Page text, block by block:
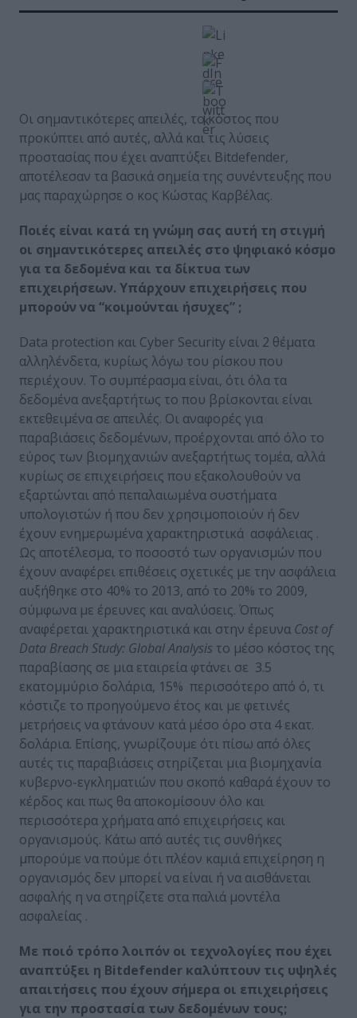
Οι σημαντικότερες απειλές, το κόστος που
προκύπτει από αυτές, αλλά και τις λύσεις
προστασίας που έχει αναπτύξει Bitdefender,
αποτέλεσαν τα βασικά σημεία της συνέντευξης που
μας παραχώρησε ο κος Κώστας Καρβέλας.
Ποιές είναι κατά τη γνώμη σας αυτή τη στιγμή
οι σημαντικότερες απειλές στο ψηφιακό κόσμο
για τα δεδομένα και τα δίκτυα των
επιχειρήσεων. Υπάρχουν επιχειρήσεις που
μπορούν να “κοιμούνται ήσυχες” ;
Data protection και Cyber Security είναι 2 θέματα
αλληλένδετα, κυρίως λόγω του ρίσκου που
περιέχουν. Το συμπέρασμα είναι, ότι όλα τα
δεδομένα ανεξαρτήτως το που βρίσκονται είναι
εκτεθειμένα σε απειλές. Οι αναφορές για
παραβιάσεις δεδομένων, προέρχονται από όλο το
εύρος των βιομηχανιών ανεξαρτήτως τομέα, αλλά
κυρίως σε επιχειρήσεις που εξακολουθούν να
εξαρτώνται από πεπαλαιωμένα συστήματα
υπολογιστών ή που δεν χρησιμοποιούν ή δεν
έχουν ενημερωμένα χαρακτηριστικά ασφάλειας .
Ως αποτέλεσμα, το ποσοστό των οργανισμών που
έχουν αναφέρει επιθέσεις σχετικές με την ασφάλεια
αυξήθηκε στο 40% το 2013, από το 20% το 2009,
σύμφωνα με έρευνες και αναλύσεις. Όπως
αναφέρεται χαρακτηριστικά και στην έρευνα Costof
Data Breach Study: GlobalAnalysis το μέσο κόστος της
παραβίασης σε μια εταιρεία φτάνει σε 3.5
εκατομμύριο δολάρια, 15% περισσότερο από ό, τι
κόστιζε το προηγούμενο έτος και με φετινές
μετρήσεις να φτάνουν κατά μέσο όρο στα 4 εκατ.
δολάρια. Επίσης, γνωρίζουμε ότι πίσω από όλες
αυτές τις παραβιάσεις στηρίζεται μια βιομηχανία
κυβερνο-εγκληματιών που σκοπό καθαρά έχουν το
κέρδος και πως θα αποκομίσουν όλο και
περισσότερα χρήματα από επιχειρήσεις και
οργανισμούς. Κάτω από αυτές τις συνθήκες
μπορούμε να πούμε ότι πλέον καμιά επιχείρηση η
οργανισμός δεν μπορεί να είναι ή να αισθάνεται
ασφαλής η να στηρίζετε στα παλιά μοντέλα
ασφαλείας .
Με ποιό τρόπο λοιπόν οι τεχνολογίες που έχει
αναπτύξει η Bitdefender καλύπτουν τις υψηλές
απαιτήσεις που έχουν σήμερα οι επιχειρήσεις
για την προστασία των δεδομένων τους;